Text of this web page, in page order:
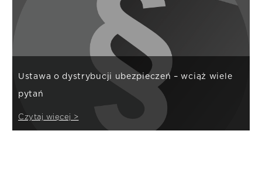
Ustawa o dystrybucji ubezpieczeń – wciąż wiele
pytań
Czytaj więcej >